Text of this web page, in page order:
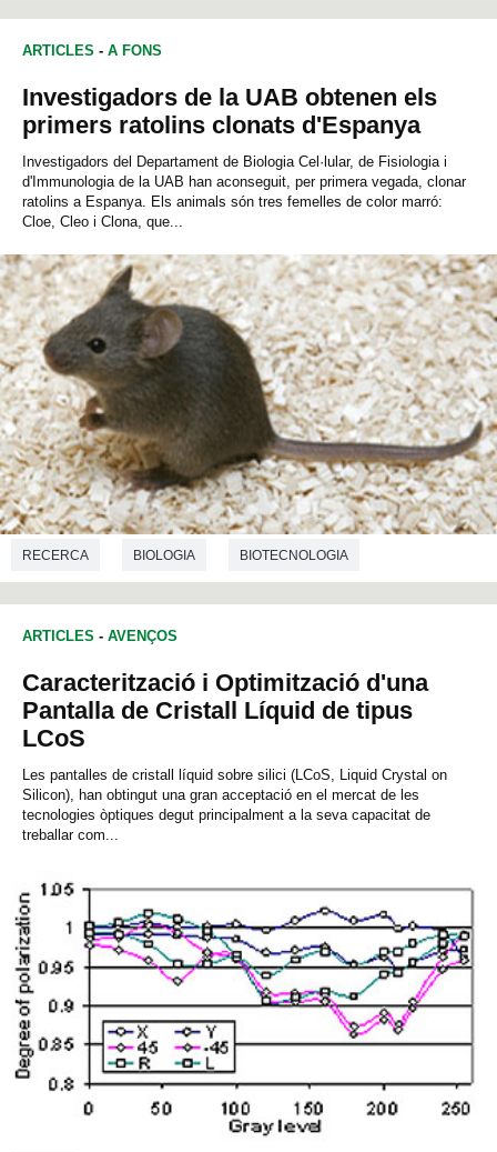
ARTICLES - A FONS
Investigadors de la UAB obtenen els
primers ratolins clonats d'Espanya
Investigadors del Departament de Biologia Cel·lular, de Fisiologia i
d'Immunologia de la UAB han aconseguit, per primera vegada, clonar
ratolins a Espanya. Els animals són tres femelles de color marró:
Cloe, Cleo i Clona, que...
RECERCA BIOLOGIA BIOTECNOLOGIA
ARTICLES - AVENÇOS
Caracterització i Optimització d'una
Pantalla de Cristall Líquid de tipus
LCoS
Les pantalles de cristall líquid sobre silici (LCoS, Liquid Crystal on
Silicon), han obtingut una gran acceptació en el mercat de les
tecnologies òptiques degut principalment a la seva capacitat de
treballar com...